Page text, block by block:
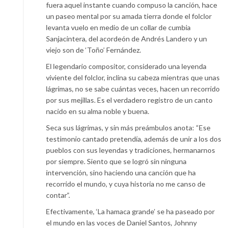
fuera aquel instante cuando compuso la canción, hace
un paseo mental por su amada tierra donde el folclor
levanta vuelo en medio de un collar de cumbia
Sanjacintera, del acordeón de Andrés Landero y un
viejo son de ‘Toño’ Fernández.
El legendario compositor, considerado una leyenda
viviente del folclor, inclina su cabeza mientras que unas
lágrimas, no se sabe cuántas veces, hacen un recorrido
por sus mejillas. Es el verdadero registro de un canto
nacido en su alma noble y buena.
Seca sus lágrimas, y sin más preámbulos anota: “Ese
testimonio cantado pretendía, además de unir a los dos
pueblos con sus leyendas y tradiciones, hermanarnos
por siempre. Siento que se logró sin ninguna
intervención, sino haciendo una canción que ha
recorrido el mundo, y cuya historia no me canso de
contar”.
Efectivamente, ‘La hamaca grande’ se ha paseado por
el mundo en las voces de Daniel Santos, Johnny